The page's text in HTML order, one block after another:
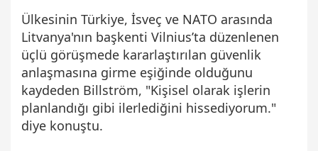
Ülkesinin Türkiye, İsveç ve NATO arasında
Litvanya'nın başkenti Vilnius’ta düzenlenen
üçlü görüşmede kararlaştırılan güvenlik
anlaşmasına girme eşiğinde olduğunu
kaydeden Billström, "Kişisel olarak işlerin
planlandığı gibi ilerlediğini hissediyorum."
diye konuştu.